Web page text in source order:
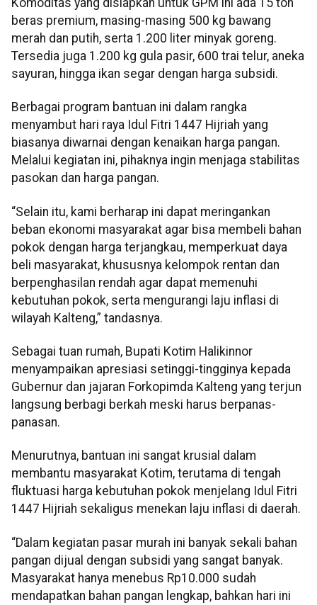
beras premium, masing-masing 500 kg bawang
merah dan putih, serta 1.200 liter minyak goreng.
Tersedia juga 1.200 kg gula pasir, 600 trai telur, aneka
sayuran, hingga ikan segar dengan harga subsidi.
Berbagai program bantuan ini dalam rangka
menyambut hari raya Idul Fitri 1447 Hijriah yang
biasanya diwarnai dengan kenaikan harga pangan.
Melalui kegiatan ini, pihaknya ingin menjaga stabilitas
pasokan dan harga pangan.
“Selain itu, kami berharap ini dapat meringankan
beban ekonomi masyarakat agar bisa membeli bahan
pokok dengan harga terjangkau, memperkuat daya
beli masyarakat, khususnya kelompok rentan dan
berpenghasilan rendah agar dapat memenuhi
kebutuhan pokok, serta mengurangi laju inflasi di
wilayah Kalteng,” tandasnya.
Sebagai tuan rumah, Bupati Kotim Halikinnor
menyampaikan apresiasi setinggi-tingginya kepada
Gubernur dan jajaran Forkopimda Kalteng yang terjun
langsung berbagi berkah meski harus berpanas-
panasan.
Menurutnya, bantuan ini sangat krusial dalam
membantu masyarakat Kotim, terutama di tengah
fluktuasi harga kebutuhan pokok menjelang Idul Fitri
1447 Hijriah sekaligus menekan laju inflasi di daerah.
“Dalam kegiatan pasar murah ini banyak sekali bahan
pangan dijual dengan subsidi yang sangat banyak.
Masyarakat hanya menebus Rp10.000 sudah
mendapatkan bahan pangan lengkap, bahkan hari ini